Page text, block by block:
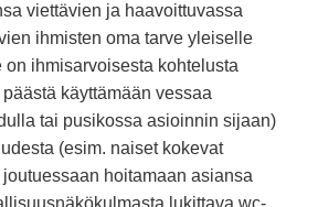
viettävien ja haavoittuvassa
ihmisten oma tarve yleiselle
on ihmisarvoisesta kohtelusta
käyttämään vessaa
tai pusikossa asioinnin sijaan)
(esim. naiset kokevat
hoitamaan asiansa
lukittava wc-